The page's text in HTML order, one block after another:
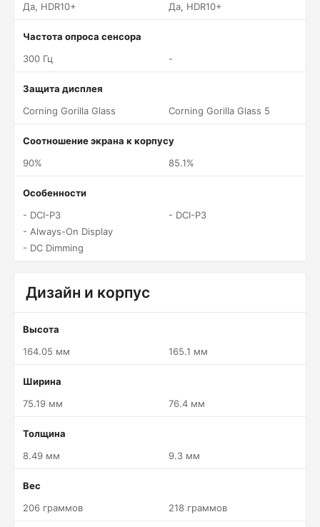
Да, HDR10+
Да, HDR10+
Частота опроса сенсора
300 Гц
-
Защита дисплея
Corning Gorilla Glass
Corning Gorilla Glass 5
Соотношение экрана к корпусу
90%
85.1%
Особенности
- DCI-P3
- Always-On Display
- DC Dimming
- DCI-P3
Дизайн и корпус
Высота
164.05 мм
165.1 мм
Ширина
75.19 мм
76.4 мм
Толщина
8.49 мм
9.3 мм
Вес
206 граммов
218 граммов